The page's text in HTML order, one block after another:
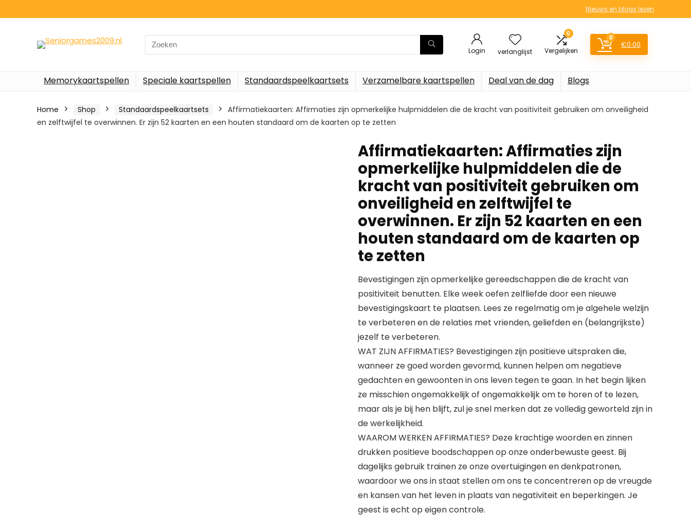
Nieuws en blogs lezen
Search
for:
Login verlanglijst
0
Vergelijken
0
€0.00
Memorykaartspellen Speciale kaartspellen Standaardspeelkaartsets Verzamelbare kaartspellen Deal van de dag Blogs
Home Shop Standaardspeelkaartsets
Affirmatiekaarten: Affirmaties zijn opmerkelijke hulpmiddelen die de kracht van positiviteit gebruiken om onveiligheid
en zelftwijfel te overwinnen. Er zijn 52 kaarten en een houten standaard om de kaarten op te zetten
Affirmatiekaarten: Affirmaties zijn
opmerkelijke hulpmiddelen die de
kracht van positiviteit gebruiken om
onveiligheid en zelftwijfel te
overwinnen. Er zijn 52 kaarten en een
houten standaard om de kaarten op
te zetten
Bevestigingen zijn opmerkelijke gereedschappen die de kracht van
positiviteit benutten. Elke week oefen zelfliefde door een nieuwe
bevestigingskaart te plaatsen. Lees ze regelmatig om je algehele welzijn
te verbeteren en de relaties met vrienden, geliefden en (belangrijkste)
jezelf te verbeteren.
WAT ZIJN AFFIRMATIES? Bevestigingen zijn positieve uitspraken die,
wanneer ze goed worden gevormd, kunnen helpen om negatieve
gedachten en gewoonten in ons leven tegen te gaan. In het begin lijken
ze misschien ongemakkelijk of ongemakkelijk om te horen of te lezen,
maar als je bij hen blijft, zul je snel merken dat ze volledig geworteld zijn in
de werkelijkheid.
WAAROM WERKEN AFFIRMATIES? Deze krachtige woorden en zinnen
drukken positieve boodschappen op onze onderbewuste geest. Bij
dagelijks gebruik trainen ze onze overtuigingen en denkpatronen,
waardoor we ons in staat stellen om ons te concentreren op de vreugde
en kansen van het leven in plaats van negativiteit en beperkingen. Je
geest is echt op eigen controle.